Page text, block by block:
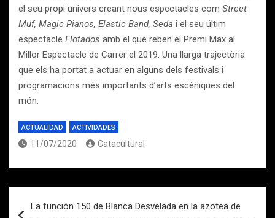
el seu propi univers creant nous espectacles com Street
Muf, Magic Pianos, Elastic Band, Seda i el seu últim
espectacle Flotados amb el que reben el Premi Max al
Millor Espectacle de Carrer el 2019. Una llarga trajectòria
que els ha portat a actuar en alguns dels festivals i
programacions més importants d’arts escèniques del
món.
ACTUALIDAD ACTIVIDADES
11/07/2020 Catacultural
La función 150 de Blanca Desvelada en la azotea de